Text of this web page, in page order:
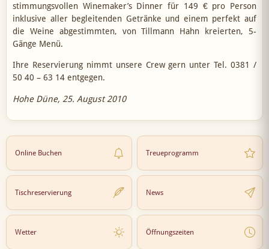
stimmungsvollen Winemaker’s Dinner für 149 € pro Person
inklusive aller begleitenden Getränke und einem perfekt auf
die Weine abgestimmten, von Tillmann Hahn kreierten, 5-
Gänge Menü.
Ihre Reservierung nimmt unsere Crew gern unter Tel. 0381 /
50 40 – 63 14 entgegen.
Hohe Düne, 25. August 2010
Online Buchen Treueprogramm
Tischreservierung News
Wetter Öffnungszeiten